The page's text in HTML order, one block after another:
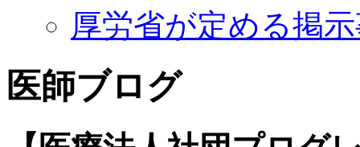
厚労省が定める掲
医師ブログ